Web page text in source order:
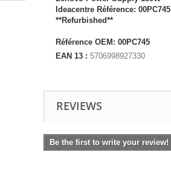
Ideacentre Référence: 00PC745
**Refurbished**
Référence OEM: 00PC745
EAN 13 : 5706998927330
REVIEWS
Be the first to write your review!